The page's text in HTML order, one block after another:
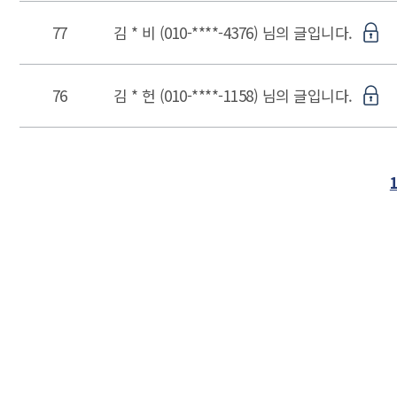
77 김 * 비 (010-****-4376) 님의 글입니다.
76 김 * 헌 (010-****-1158) 님의 글입니다.
1
마지막페이지